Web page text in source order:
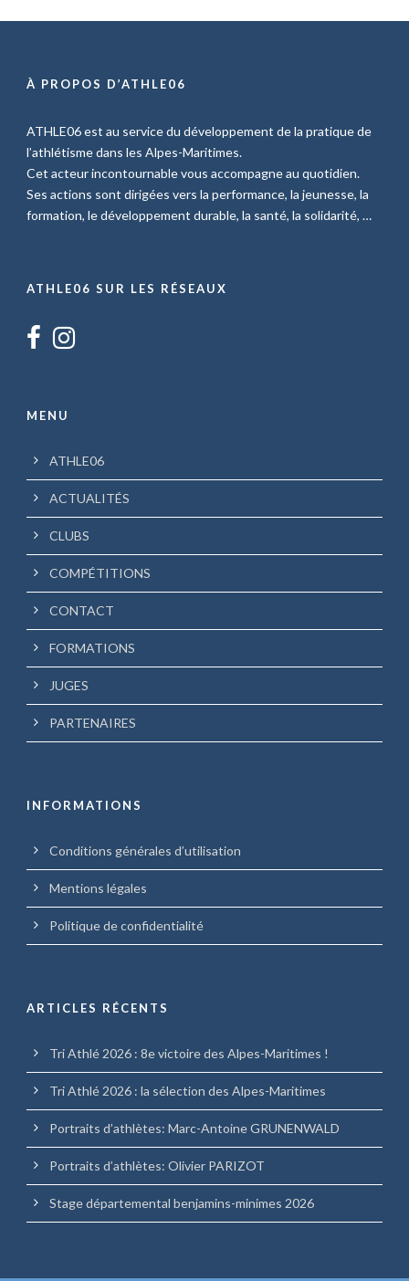
À PROPOS D’ATHLE06
ATHLE06 est au service du développement de la pratique de
l’athlétisme dans les Alpes-Maritimes.
Cet acteur incontournable vous accompagne au quotidien.
Ses actions sont dirigées vers la performance, la jeunesse, la
formation, le développement durable, la santé, la solidarité, …
ATHLE06 SUR LES RÉSEAUX
MENU
ATHLE06
ACTUALITÉS
CLUBS
COMPÉTITIONS
CONTACT
FORMATIONS
JUGES
PARTENAIRES
INFORMATIONS
Conditions générales d’utilisation
Mentions légales
Politique de confidentialité
ARTICLES RÉCENTS
Tri Athlé 2026 : 8e victoire des Alpes-Maritimes !
Tri Athlé 2026 : la sélection des Alpes-Maritimes
Portraits d’athlètes: Marc-Antoine GRUNENWALD
Portraits d’athlètes: Olivier PARIZOT
Stage départemental benjamins-minimes 2026